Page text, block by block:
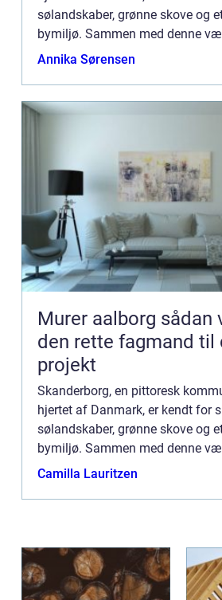
sølandskaber, grønne skove og
bymiljø. Sammen med denne
behovet for kvalificerede VVS-
Annika Sørensen
Murer aalborg sådan vælger du
den rette fagmand
projekt
Skanderborg, en pittoresk
hjertet af Danmark, er kendt for
sølandskaber, grønne skove og
bymiljø. Sammen med denne
behovet for kvalificerede VVS-
Camilla Lauritzen